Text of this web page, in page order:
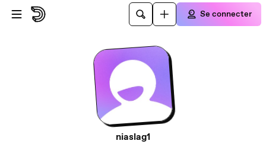
Passer au contenu principal
Se connecter
niaslag1